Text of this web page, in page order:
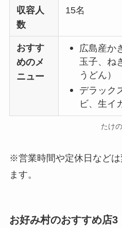
収容人
数
15名
おすす
めのメ
ニュー
広島産か
玉子、ね
うどん）
デラック
ビ、生イ
たけ
※営業時間や定休日などは
ます。
お好み村のおすすめ店3